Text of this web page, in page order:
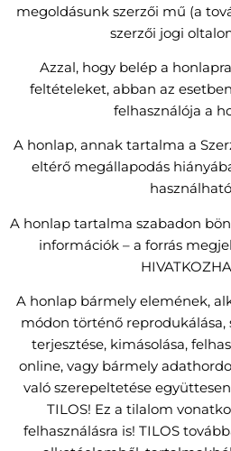
megoldásunk szerzői mű (a
szerzői jogi
Azzal, hogy belép a
feltételeket, abban az
felhasználója a
A honlap, annak tartalma a
eltérő megállapodás
A honlap tartalma szabadon
információk – a forrás
A honlap bármely elemének,
módon történő reprodukálása,
terjesztése, kimásolása,
online, vagy bármely
való szerepeltetése
TILOS! Ez a tilalom
felhasználásra is! TILOS